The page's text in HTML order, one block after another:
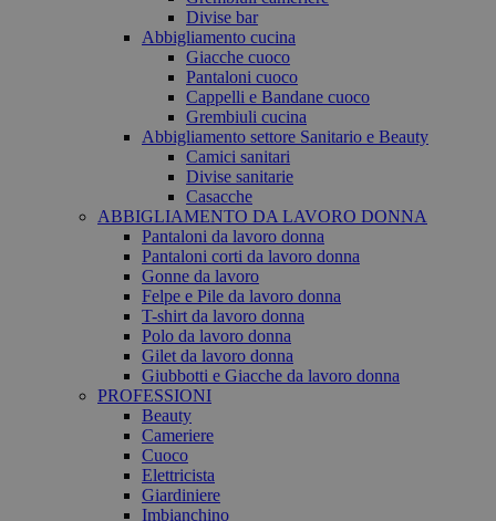
Divise bar
Abbigliamento cucina
Giacche cuoco
Pantaloni cuoco
Cappelli e Bandane cuoco
Grembiuli cucina
Abbigliamento settore Sanitario e Beauty
Camici sanitari
Divise sanitarie
Casacche
ABBIGLIAMENTO DA LAVORO DONNA
Pantaloni da lavoro donna
Pantaloni corti da lavoro donna
Gonne da lavoro
Felpe e Pile da lavoro donna
T-shirt da lavoro donna
Polo da lavoro donna
Gilet da lavoro donna
Giubbotti e Giacche da lavoro donna
PROFESSIONI
Beauty
Cameriere
Cuoco
Elettricista
Giardiniere
Imbianchino